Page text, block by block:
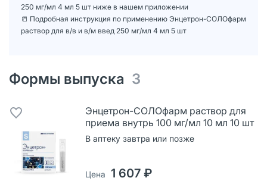
250 мг/мл 4 мл 5 шт ниже в нашем приложении
📒 Подробная инструкция по применению Энцетрон-СОЛОфарм
раствор для в/в и в/м введ 250 мг/мл 4 мл 5 шт
Формы выпуска 3
Энцетрон-СОЛОфарм раствор для
приема внутрь 100 мг/мл 10 мл 10 шт
В аптеку завтра или позже
Цена 1 607 ₽